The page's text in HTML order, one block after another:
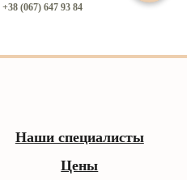
+38 (067) 647 93 84
Наши специалисты
Цены